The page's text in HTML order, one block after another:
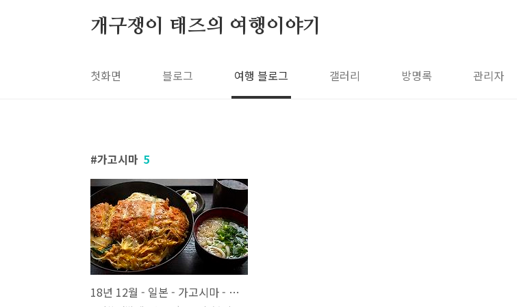
개구쟁이 태즈의 여행이야기
첫화면 블로그 여행 블로그 갤러리 방명록 관리자
가고시마 5
18년 12월 - 일본 - 가고시마 - 야부킨 가고시마 중앙역앞점 ( やぶ金 鹿児島 中央駅前店 )